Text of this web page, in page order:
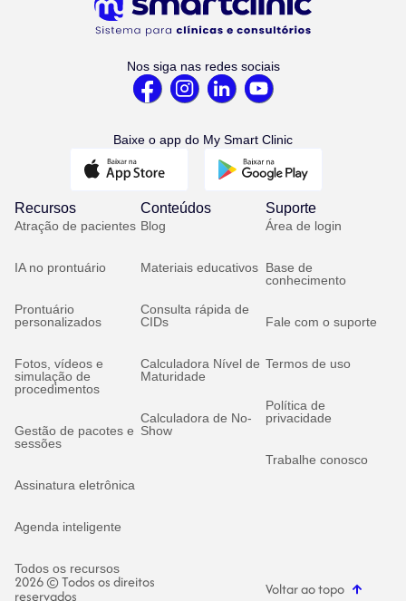
Nos siga nas redes sociais
Baixe o app do My Smart Clinic
Recursos
Atração de pacientes
IA no prontuário
Prontuário
personalizados
Fotos, vídeos e
simulação de
procedimentos
Gestão de pacotes e
sessões
Assinatura eletrônica
Agenda inteligente
Todos os recursos
Conteúdos
Blog
Materiais educativos
Consulta rápida de
CIDs
Calculadora Nível de
Maturidade
Calculadora de No-
Show
Suporte
Área de login
Base de
conhecimento
Fale com o suporte
Termos de uso
Política de
privacidade
Trabalhe conosco
2026 © Todos os direitos
reservados Voltar ao topo